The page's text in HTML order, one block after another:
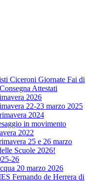
Ciceroni Giornate Fai di
Attestati
2026
22-23 marzo 2025
2024
in movimento
2022
25 e 26 marzo
Scuole 2026!
26
20 marzo 2026
Fernando de Herrera di